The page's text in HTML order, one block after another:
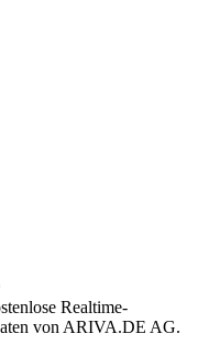
Realtime-
von ARIVA.DE AG.